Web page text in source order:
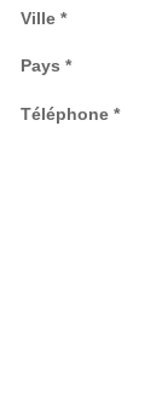
Ville *
Pays *
Téléphone *